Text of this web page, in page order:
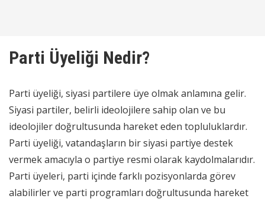
Parti Üyeliği Nedir?
Parti üyeliği, siyasi partilere üye olmak anlamına gelir.
Siyasi partiler, belirli ideolojilere sahip olan ve bu
ideolojiler doğrultusunda hareket eden topluluklardır.
Parti üyeliği, vatandaşların bir siyasi partiye destek
vermek amacıyla o partiye resmi olarak kaydolmalarıdır.
Parti üyeleri, parti içinde farklı pozisyonlarda görev
alabilirler ve parti programları doğrultusunda hareket